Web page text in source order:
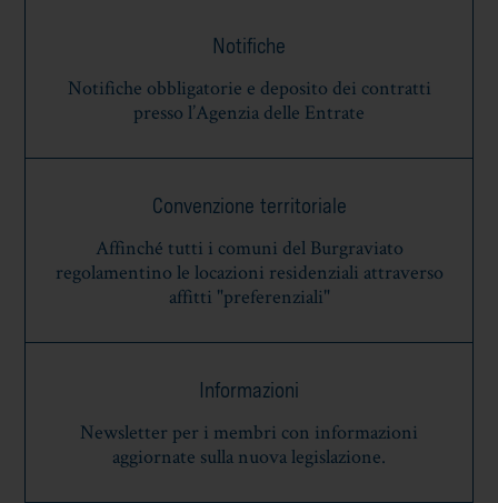
Notifiche
Notifiche obbligatorie e deposito dei contratti
presso l’Agenzia delle Entrate
Convenzione territoriale
Affinché tutti i comuni del Burgraviato
regolamentino le locazioni residenziali attraverso
affitti "preferenziali"
Informazioni
Newsletter per i membri con informazioni
aggiornate sulla nuova legislazione.